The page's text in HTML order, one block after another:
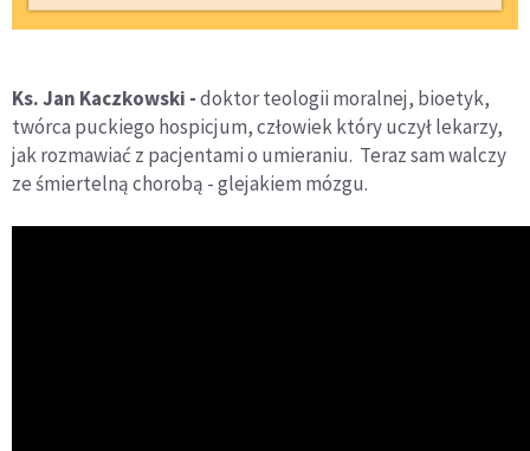
Ks. Jan Kaczkowski -doktor teologii moralnej, bioetyk,
twórca puckiego hospicjum, człowiek który uczył lekarzy,
jak rozmawiać z pacjentami o umieraniu. Teraz sam walczy
ze śmiertelną chorobą - glejakiem mózgu.